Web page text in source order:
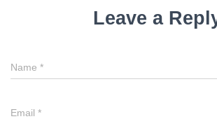
Leave a
Name *
Email *